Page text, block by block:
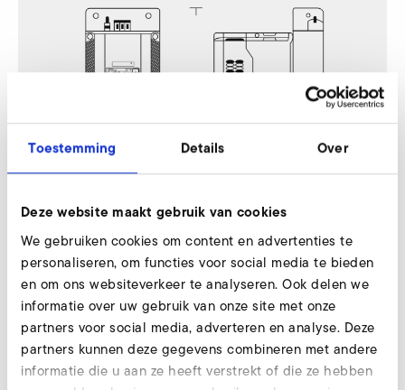
Toestemming Details Over
Deze website maakt gebruik van cookies
We gebruiken cookies om content en advertenties te
personaliseren, om functies voor social media te bieden
en om ons websiteverkeer te analyseren. Ook delen we
informatie over uw gebruik van onze site met onze
partners voor social media, adverteren en analyse. Deze
partners kunnen deze gegevens combineren met andere
informatie die u aan ze heeft verstrekt of die ze hebben
2SD 520
Nur gültig für folgende Varianten:
2SD 520 - 50/3,0 50 Hz